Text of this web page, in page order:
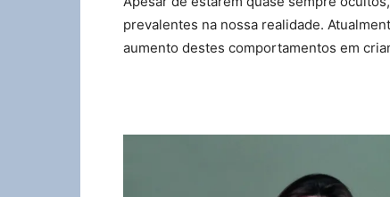
prevalentes na nossa realidade.
aumento destes comportamentos em